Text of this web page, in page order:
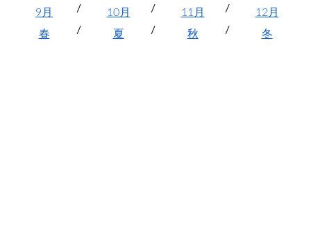
9月
10月 11月
12月
春
夏 秋 冬